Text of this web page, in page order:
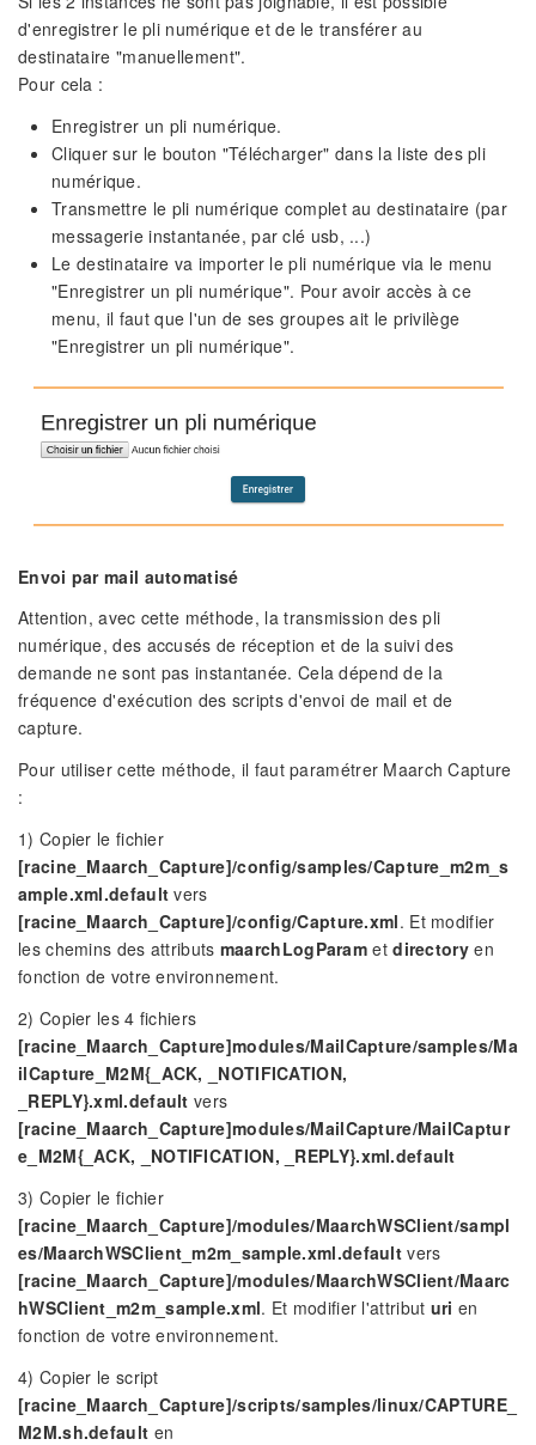
d'enregistrer le pli numérique et de le transférer au
destinataire "manuellement".
Pour cela :
Enregistrer un pli numérique.
Cliquer sur le bouton "Télécharger" dans la liste des pli
numérique.
Transmettre le pli numérique complet au destinataire (par
messagerie instantanée, par clé usb, ...)
Le destinataire va importer le pli numérique via le menu
"Enregistrer un pli numérique". Pour avoir accès à ce
menu, il faut que l'un de ses groupes ait le privilège
"Enregistrer un pli numérique".
Envoi par mail automatisé
Attention, avec cette méthode, la transmission des pli
numérique, des accusés de réception et de la suivi des
demande ne sont pas instantanée. Cela dépend de la
fréquence d'exécution des scripts d'envoi de mail et de
capture.
Pour utiliser cette méthode, il faut paramétrer Maarch Capture
:
1) Copier le fichier
[racine_Maarch_Capture]/config/samples/Capture_m2m_s
ample.xml.default vers
[racine_Maarch_Capture]/config/Capture.xml. Et modifier
les chemins des attributs maarchLogParam etdirectoryen
fonction de votre environnement.
2) Copier les 4 fichiers
[racine_Maarch_Capture]modules/MailCapture/samples/Ma
ilCapture_M2M{_ACK, _NOTIFICATION,
_REPLY}.xml.default vers
[racine_Maarch_Capture]modules/MailCapture/MailCaptur
e_M2M{_ACK, _NOTIFICATION, _REPLY}.xml.default
3) Copier le fichier
[racine_Maarch_Capture]/modules/MaarchWSClient/sampl
es/MaarchWSClient_m2m_sample.xml.default vers
[racine_Maarch_Capture]/modules/MaarchWSClient/Maarc
hWSClient_m2m_sample.xml. Et modifier l'attribut uri en
fonction de votre environnement.
4) Copier le script
[racine_Maarch_Capture]/scripts/samples/linux/CAPTURE_
M2M.sh.default en